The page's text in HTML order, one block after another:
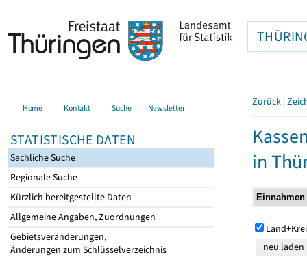
Home Kontakt Suche Newsletter
STATISTISCHE DATEN
Sachliche Suche
Regionale Suche
Kürzlich bereitgestellte Daten
Allgemeine Angaben, Zuordnungen
Gebietsveränderungen,
Änderungen zum Schlüsselverzeichnis
Zurück |
in